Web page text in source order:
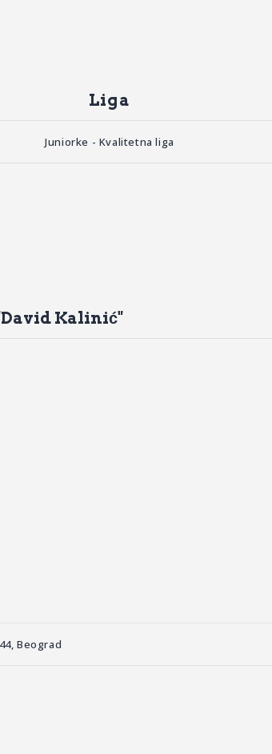
Liga
Juniorke - Kvalitetna liga
Kalinić"
Beograd